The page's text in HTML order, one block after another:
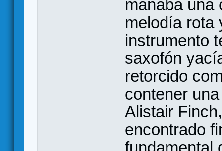
manaba una
melodía rota
instrumento
saxofón
retorcido
contener
Alistair
encontrado
fundamental